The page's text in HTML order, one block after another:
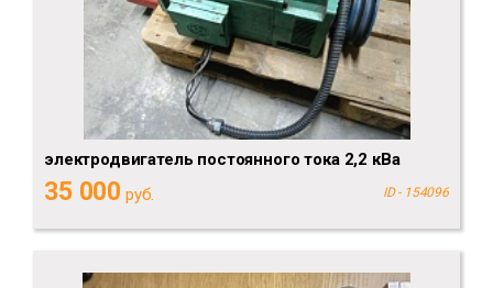
электродвигатель постоянного тока 2,2 кВа
35 000 руб. ID - 154096